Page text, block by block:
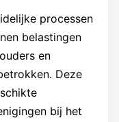
processen
belastingen
en
Deze
bij het